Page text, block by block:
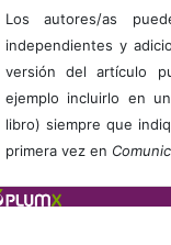
Los autores/as
independientes y
versión del artículo
ejemplo incluirlo en
libro) siempre que
primera vez en